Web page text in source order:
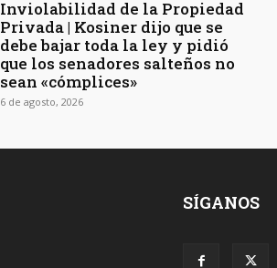
Inviolabilidad de la Propiedad
Privada | Kosiner dijo que se
debe bajar toda la ley y pidió
que los senadores salteños no
sean «cómplices»
6 de agosto, 2026
SÍGANOS